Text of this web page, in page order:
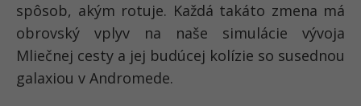
spôsob, akým rotuje. Každá takáto zmena má
obrovský vplyv na naše simulácie vývoja
Mliečnej cesty a jej budúcej kolízie so susednou
galaxiou v Andromede.